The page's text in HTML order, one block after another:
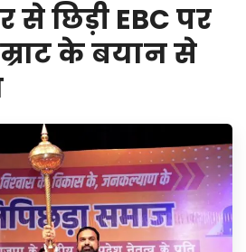
से छिड़ी EBC पर
के बयान से